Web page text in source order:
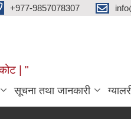
+977-9857078307
| "
सूचना तथा जानकारी